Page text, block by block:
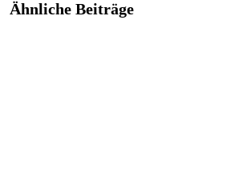
Ähnliche Beiträge